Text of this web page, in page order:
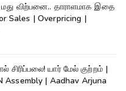
மது விற்பனை.. தாராளமாக இதை
Sales | Overpricing |
யார் மேல் குற்றம் |
Assembly | Aadhav Arjuna